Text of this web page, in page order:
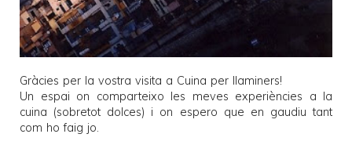
Gràcies per la vostra visita a Cuina per llaminers!
Un espai on comparteixo les meves experiències a la
cuina (sobretot dolces) i on espero que en gaudiu tant
com ho faig jo.